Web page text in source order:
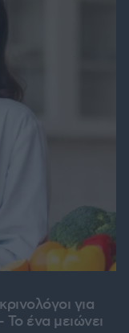
για
ένα μειώνει